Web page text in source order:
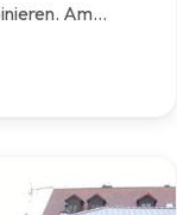
Am…
Start eines